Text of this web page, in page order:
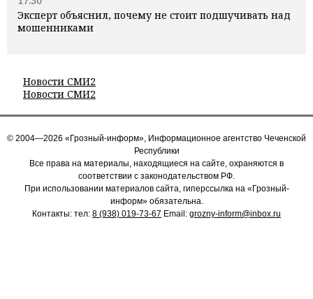
Эксперт объяснил, почему не стоит подшучивать над
мошенниками
Новости СМИ2
Новости СМИ2
© 2004—2026 «Грозный-информ», Информационное агентство Чеченской
Республики
Все права на материалы, находящиеся на сайте, охраняются в
соответствии с законодательством РФ.
При использовании материалов сайта, гиперссылка на «Грозный-
информ» обязательна.
Контакты: тел: 8 (938) 019-73-67 Email: grozny-inform@inbox.ru